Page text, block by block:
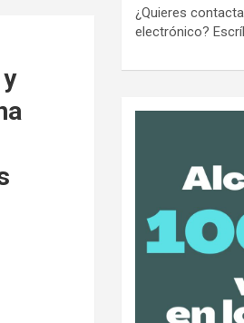
¿Quieres
electrónico?